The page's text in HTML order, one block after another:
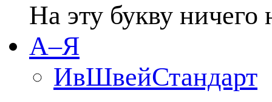
На эту букву ничего
А–Я
ИвШвейСтандарт